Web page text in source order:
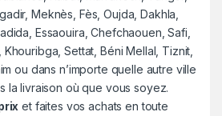
Meknès, Fès, Oujda, Dakhla,
Essaouira, Chefchaouen, Safi,
Settat, Béni Mellal, Tiznit,
ou dans n’importe quelle autre ville
la livraison où que vous soyez.
et faites vos achats en toute